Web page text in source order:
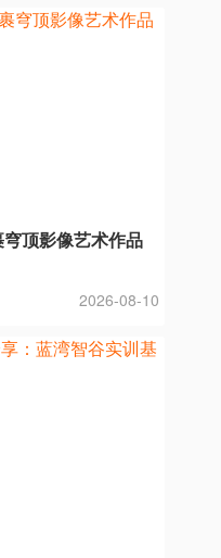
穹顶影像艺术作品
2026-08-10